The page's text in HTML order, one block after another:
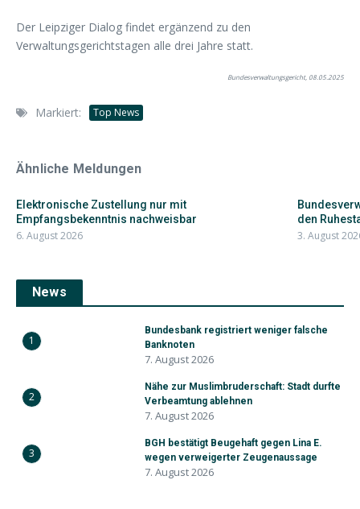
Der Leipziger Dialog findet ergänzend zu den
Verwaltungsgerichtstagen alle drei Jahre statt.
Bundesverwaltungsgericht, 08.05.2025
Markiert: Top News
Ähnliche Meldungen
Elektronische Zustellung nur mit
Empfangsbekenntnis nachweisbar
6. August 2026
den
3. August
News
1
Bundesbank registriert weniger falsche
Banknoten
7. August 2026
2
Nähe zur Muslimbruderschaft: Stadt durfte
Verbeamtung ablehnen
7. August 2026
3
BGH bestätigt Beugehaft gegen Lina E.
wegen verweigerter Zeugenaussage
7. August 2026